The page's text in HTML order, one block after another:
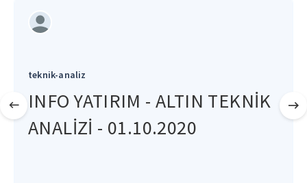
teknik-analiz
INFO YATIRIM - ALTIN TEKNİK
ANALİZİ - 01.10.2020